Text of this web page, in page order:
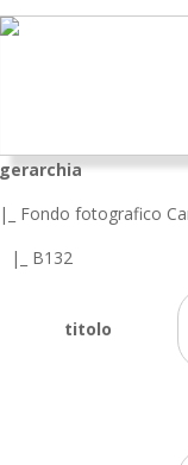
gerarchia
|_ Fondo fotografico
|_ B132
titolo